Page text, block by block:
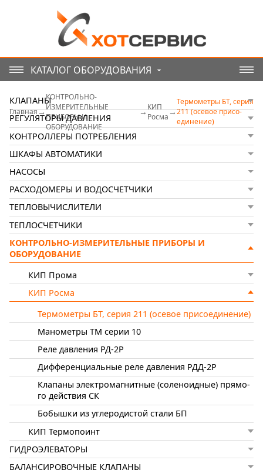
КАТАЛОГ ОБОРУДОВАНИЯ
Главная
КОНТРОЛЬНО-
ИЗМЕРИТЕЛЬНЫЕ
ПРИБОРЫ И
ОБОРУДОВАНИЕ
КИП
Росма
Термометры БТ, серия
211 (осе­вое при­со­
еди­не­ние)
КЛАПАНЫ
РЕГУЛЯТОРЫ ДАВЛЕНИЯ
КОНТРОЛЛЕРЫ ПОТРЕБЛЕНИЯ
ШКАФЫ АВТОМАТИКИ
НАСОСЫ
РАСХОДОМЕРЫ И ВОДОСЧЕТЧИКИ
ТЕПЛОВЫЧИСЛИТЕЛИ
ТЕПЛОСЧЕТЧИКИ
КОНТРОЛЬНО-ИЗМЕРИТЕЛЬНЫЕ ПРИБОРЫ И
ОБОРУДОВАНИЕ
КИП Прома
КИП Росма
Термометры БТ, серия 211 (осе­вое при­со­еди­не­ние)
Манометры ТМ серии 10
Реле давле­ния РД-2Р
Диффе­рен­ци­аль­ные реле дав­ле­ния РДД-2Р
Клапаны электро­маг­нит­ные (соле­но­ид­ные) пря­мо­
го дейст­вия СК
Бобышки из уг­ле­ро­дис­той стали БП
КИП Термопоинт
ГИДРОЭЛЕВАТОРЫ
БАЛАНСИРОВОЧНЫЕ КЛАПАНЫ